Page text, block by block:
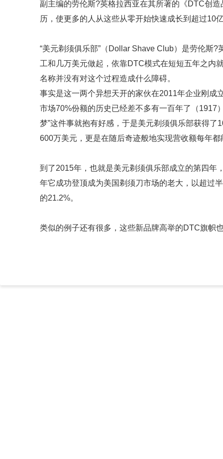
副主编的劳伦斯?英格拉西亚在其所著的《DTC创
历，使更多的人从这些从零开始快速成长到超过10
“美元剃须俱乐部”（Dollar Shave Club）是劳伦斯
工和几万美元做起，依靠DTC模式在短短五年之内
名称并没有对这个过程造成什么障碍。
事实是这一两个异想天开的家伙在2011年企业刚成
市场70%份额的历史已经差不多有一百年了（1917
梦”这件事就抱有好感，于是美元剃须俱乐部获得
600万美元，更是在随后奇迹般地实现营收额每年都
到了2015年，也就是美元剃须俱乐部成立的第四年
年它成功登顶成为美国剃须刀市场的老大，以超过
的21.2%。
类似的例子还有很多，这些新品牌高举的DTC旗帜